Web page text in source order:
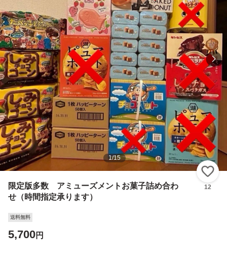
1/15
限定版多数 アミューズメントお菓子詰め合わ
せ（時間指定承ります）
12
送料無料
5,700円